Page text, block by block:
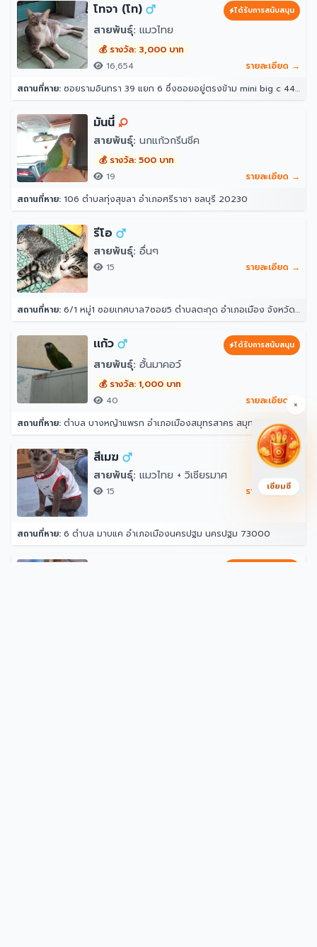
โทจา (โท) ได้รับการสนับสนุน
สายพันธุ์: แมวไทย
💰 รางวัล: 3,000 บาท
16,654
รายละเอียด →
สถานที่หาย: ซอยรามอินทรา 39 แยก 6 ซึ่งซอยอยู่ตรงข้าม mini big c 44/10 ซอย รามอินทรา 39 แยก 6 แขวงอนุสาวรีย์ เขตบางเขน กรุงเทพมหานคร 10220 ประเทศไทย
มันนี่
สายพันธุ์: นกแก้วกรีนชีค
💰 รางวัล: 500 บาท
19
รายละเอียด →
สถานที่หาย: 106 ตำบลทุ่งสุขลา อำเภอศรีราชา ชลบุรี 20230
รีโอ
สายพันธุ์: อื่นๆ
15 รายละเอียด →
สถานที่หาย: 6/1 หมู่1 ซอยเทศบาล7ซอย5 ตำบลตะกุด อำเภอเมือง จังหวัดสระบุรี
เเก้ว ได้รับการสนับสนุน
สายพันธุ์: ฮั้นมาคอว์
💰 รางวัล: 1,000 บาท
40
รายละเอียด →
สถานที่หาย: ตำบล บางหญ้าแพรก อำเภอเมืองสมุทรสาคร สมุทรสาคร 74000
สีเมฆ
สายพันธุ์: แมวไทย + วิเชียรมาศ
15 รายละเอียด →
สถานที่หาย: 6 ตำบล มาบแค อำเภอเมืองนครปฐม นครปฐม 73000
×
เซียมซี